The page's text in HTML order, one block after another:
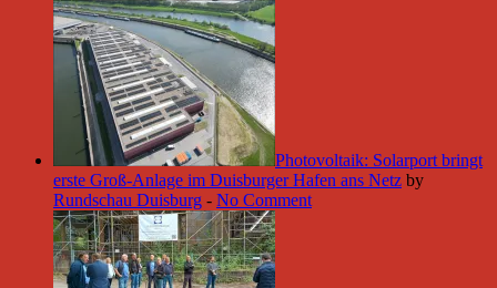
Photovoltaik: Solarport bringt
erste Groß-Anlage im Duisburger Hafen ans Netz by
Rundschau Duisburg - No Comment